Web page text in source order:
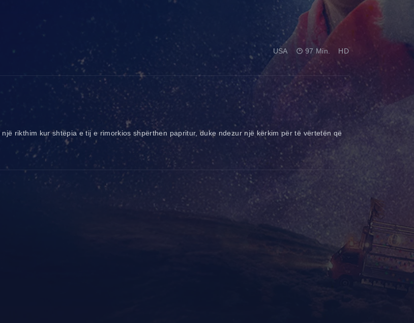
USA 97 Min. HD
rikthim kur shtëpia e tij e rimorkios shpërthen papritur, duke ndezur një kërkim për të vërtetën që